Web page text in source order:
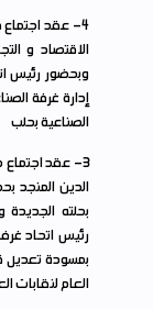
4- عقد
الاقتصاد و
وبحضور رئيس
إدارة غرفة
الصناعية بحلب
3- عقد اجتماع
الدين المنجد
بحلته
رئيس اتحاد
العام لنقابات